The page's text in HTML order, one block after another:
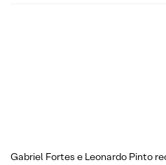
Gabriel Fortes e Leonardo Pinto